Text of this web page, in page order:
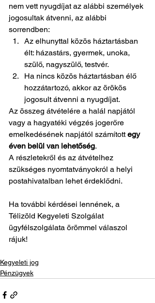
nem vett nyugdíjat az alábbi személyek
jogosultak átvenni, az alábbi
sorrendben:
Az elhunyttal közös háztartásban
élt: házastárs, gyermek, unoka,
szülő, nagyszülő, testvér.
Ha nincs közös háztartásban élő
hozzátartozó, akkor az örökös
jogosult átvenni a nyugdíjat.
Az összeg átvételére a halál napjától
vagy a hagyatéki végzés jogerőre
emelkedésének napjától számított egy
éven belül van lehetőség.
A részletekről és az átvételhez
szükséges nyomtatványokról a helyi
postahivatalban lehet érdeklődni.
Ha további kérdései lennének, a
Télizöld Kegyeleti Szolgálat
ügyfélszolgálata örömmel válaszol
rájuk!
Kegyeleti jog
Pénzügyek